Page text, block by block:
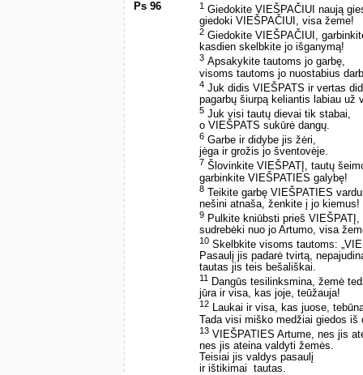
Ps 96 1 Giedokite VIEŠPAČIUI naują
giedoki VIEŠPAČIUI, visa žeme!
2 Giedokite VIEŠPAČIUI,
kasdien skelbkite jo išganymą!
3 Apsakykite tautoms jo garbę,
visoms tautoms jo nuostabius
4 Juk didis VIEŠPATS ir vertas
pagarbų šiurpą keliantis labiau už
5 Juk visi tautų dievai tik stabai,
o VIEŠPATS sukūrė dangų.
6 Garbe ir didybe jis žėri,
jėga ir grožis jo šventovėje.
7 Šlovinkite VIEŠPATĮ, tautų
garbinkite VIEŠPATIES galybę!
8 Teikite garbę VIEŠPATIES
nešini atnaša, ženkite į jo kiemus!
9 Pulkite kniūbsti prieš
sudrebėki nuo jo Artumo, visa
10 Skelbkite visoms tautoms:
Pasaulį jis padarė tvirtą,
tautas jis teis bešališkai.
11
Dangūs tesilinksmina, žemė
jūra ir visa, kas joje, teūžauja!
12 Laukai ir visa, kas juose,
Tada visi miško medžiai giedos iš
13 VIEŠPATIES Artume, nes jis
nes jis ateina valdyti žemės.
Teisiai jis valdys pasaulį
ir ištikimai ­ tautas.